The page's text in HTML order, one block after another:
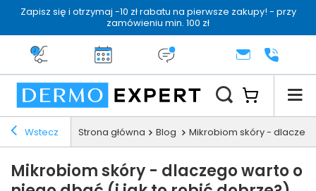
Zapisz się i otrzymaj -10 zł rabatu na pierwsze zakupy! - przy
zamówieniu min. 100 zł
Darmowa dostawa od 199 zł
14 dni na zwrotDermo konsultacjaKONTAKT+48 222
Wstecz Strona główna Blog Mikrobiom skóry -
Mikrobiom skóry - dlaczego warto o